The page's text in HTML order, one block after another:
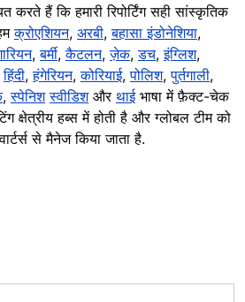
हैं कि हमारी रिपोर्टिंग सही सांस्कृतिक
क्रोएशियन, अरबी,बहासा इंडोनेशिया,
,बर्मी,कैटलन,ज़ेक,डच,इंग्लिश,
हिंदी,हंगेरियन,कोरियाई,पोलिश,पुर्तगाली,
,स्पेनिश स्वीडिशऔर थाईभाषा में फ़ैक्ट-चेक
क्षेत्रीय हब्स में होती है और ग्लोबल टीम को
से मैनेज किया जाता है.